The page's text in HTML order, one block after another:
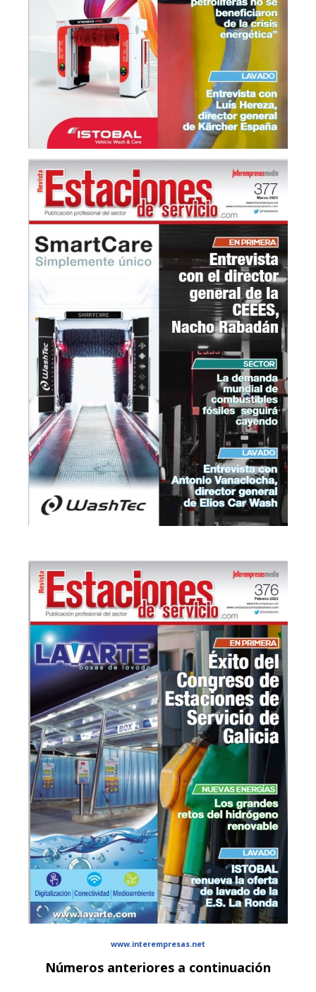
www.interempresas.net
Números anteriores a continuación